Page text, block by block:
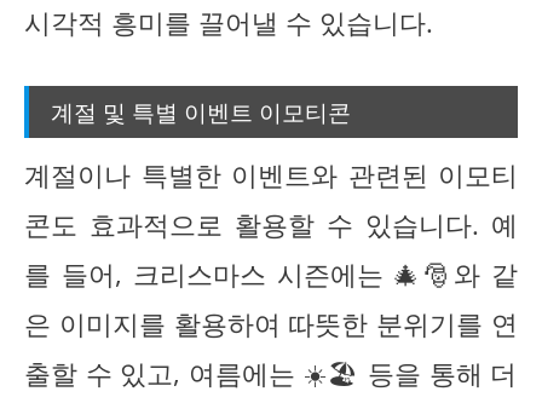
시각적 흥미를 끌어낼 수 있습니다.
계절 및 특별 이벤트 이모티콘
계절이나 특별한 이벤트와 관련된 이모티
콘도 효과적으로 활용할 수 있습니다. 예
를 들어, 크리스마스 시즌에는 🎄🎅와 같
은 이미지를 활용하여 따뜻한 분위기를 연
출할 수 있고, 여름에는 ☀️🏖️ 등을 통해 더